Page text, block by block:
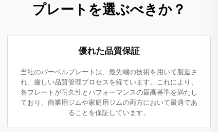
プレートを選ぶべきか？
優れた品質保証
当社のバーベルプレートは、最先端の技術を用いて製造さ
れ、厳しい品質管理プロセスを経ています。これにより、
各プレートが耐久性とパフォーマンスの最高基準を満たし
ており、商業用ジムや家庭用ジムの両方において最適であ
ることを保証しています。